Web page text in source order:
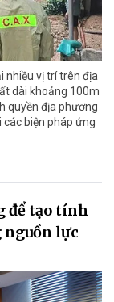
nhiều vị trí trên địa
dài khoảng 100m
quyền địa phương
biện pháp ứng
để tạo tính
nguồn lực